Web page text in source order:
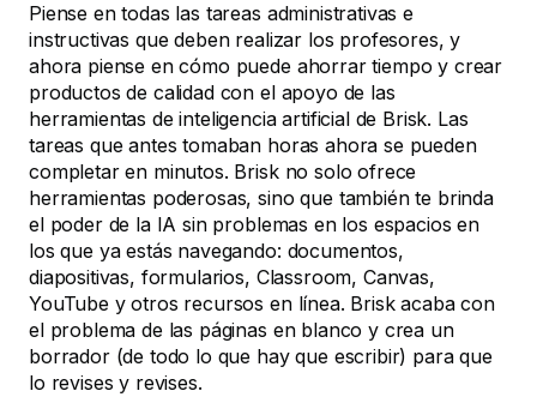
Piense en todas las tareas administrativas e
instructivas que deben realizar los profesores, y
ahora piense en cómo puede ahorrar tiempo y crear
productos de calidad con el apoyo de las
herramientas de inteligencia artificial de Brisk. Las
tareas que antes tomaban horas ahora se pueden
completar en minutos. Brisk no solo ofrece
herramientas poderosas, sino que también te brinda
el poder de la IA sin problemas en los espacios en
los que ya estás navegando: documentos,
diapositivas, formularios, Classroom, Canvas,
YouTube y otros recursos en línea. Brisk acaba con
el problema de las páginas en blanco y crea un
borrador (de todo lo que hay que escribir) para que
lo revises y revises.